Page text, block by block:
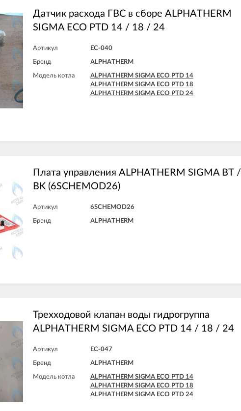
Датчик расхода ГВС в сборе ALPHATHERM
SIGMA ECO PTD 14 / 18 / 24
Артикул EC-040
Бренд ALPHATHERM
Модель котла
ALPHATHERM SIGMA ECO PTD 14
ALPHATHERM SIGMA ECO PTD 18
ALPHATHERM SIGMA ECO PTD 24
Плата управления ALPHATHERM SIGMA ВТ /
BK (6SCHEMOD26)
Артикул 6SCHEMOD26
Бренд ALPHATHERM
Трехходовой клапан воды гидрогруппа
ALPHATHERM SIGMA ECO PTD 14 / 18 / 24
Артикул EC-047
Бренд ALPHATHERM
Модель котла
ALPHATHERM SIGMA ECO PTD 14
ALPHATHERM SIGMA ECO PTD 18
ALPHATHERM SIGMA ECO PTD 24